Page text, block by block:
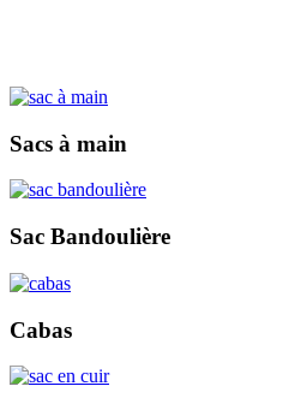
Sacs à main
Sac Bandoulière
Cabas